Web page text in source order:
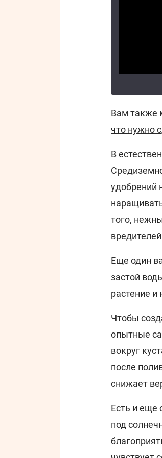
Вам также
что нужно
В
удобрений
того,
Еще один
застой
растение и
Чтобы
опытные
вокруг
после
снижает
Есть и еще
под